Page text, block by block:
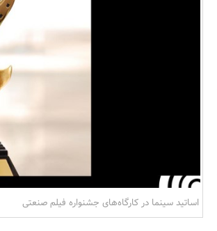
اساتید سینما در کارگاه‌های جشنواره فیلم صنعتی